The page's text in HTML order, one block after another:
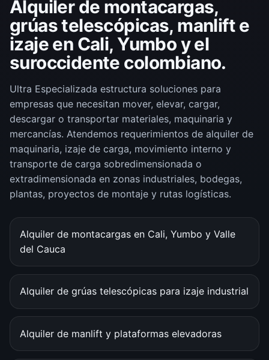
Alquiler de montacargas,
grúas telescópicas, manlift e
izaje en Cali, Yumbo y el
suroccidente colombiano.
Ultra Especializada estructura soluciones para
empresas que necesitan mover, elevar, cargar,
descargar o transportar materiales, maquinaria y
mercancías. Atendemos requerimientos de alquiler de
maquinaria, izaje de carga, movimiento interno y
transporte de carga sobredimensionada o
extradimensionada en zonas industriales, bodegas,
plantas, proyectos de montaje y rutas logísticas.
Alquiler de montacargas en Cali, Yumbo y Valle
del Cauca
Alquiler de grúas telescópicas para izaje industrial
Alquiler de manlift y plataformas elevadoras